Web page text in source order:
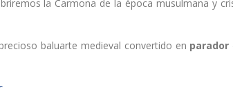
la Carmona de la época musulmana y
baluarte medieval convertido en parador